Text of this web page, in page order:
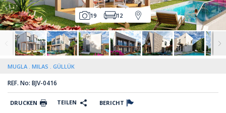
19 12
MUGLA MILAS GÜLLÜK
REF. No: BJV-0416
DRUCKEN TEILEN BERICHT